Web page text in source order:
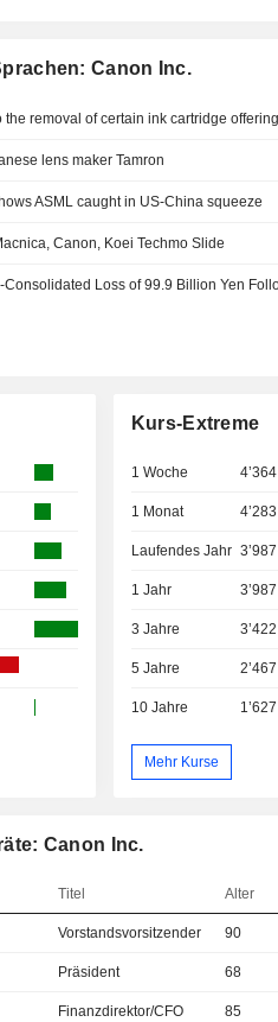
Canon Inc.
lens maker Tamron
ASML caught in US-China squeeze
Canon, Koei Techmo Slide
Kurs-Extreme
1 Woche 4’364
1 Monat 4’283
Laufendes Jahr 3’987
1 Jahr 3’987
3 Jahre 3’422
5 Jahre 2’467
10 Jahre 1’627
Mehr Kurse
Canon Inc.
Titel Alter
Vorstandsvorsitzender 90
Präsident 68
Finanzdirektor/CFO 85